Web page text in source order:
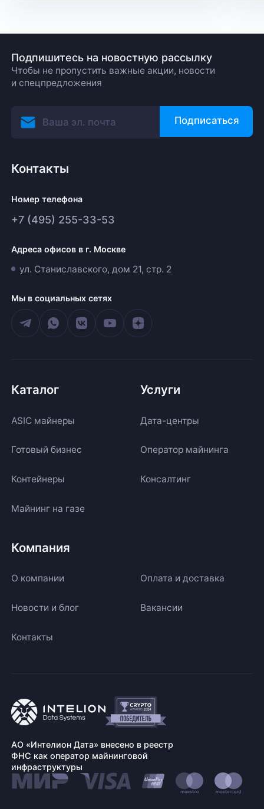
с обновлением кода, а с изменением
Подпишитесь на новостную рассылку
Чтобы не пропустить важные акции, новости
и спецпредложения
Подписаться
Контакты
Номер телефона
+7 (495) 255-33-53
Адреса офисов в г. Москве
ул. Станиславского, дом 21, стр. 2
Мы в социальных сетях
Каталог
ASIC майнеры
Готовый бизнес
Контейнеры
Майнинг на газе
Услуги
Дата-центры
Оператор майнинга
Консалтинг
Компания
О компании Оплата и доставка
Новости и блог Вакансии
Контакты
АО «Интелион Дата» внесено в реестр
ФНС как оператор майнинговой
инфраструктуры